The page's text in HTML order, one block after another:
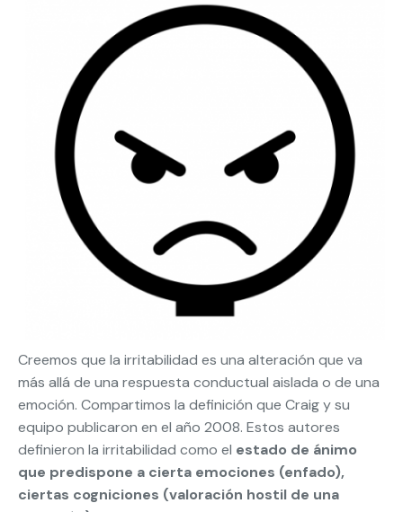
Creemos que la irritabilidad es una alteración que va
más allá de una respuesta conductual aislada o de una
emoción. Compartimos la definición que Craig y su
equipo publicaron en el año 2008. Estos autores
definieron la irritabilidad como el estado de ánimo
que predispone a cierta emociones (enfado),
ciertas cogniciones (valoración hostil de una